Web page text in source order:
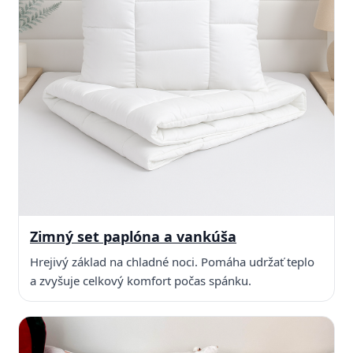
Zimný set paplóna a vankúša
Hrejivý základ na chladné noci. Pomáha udržať teplo
a zvyšuje celkový komfort počas spánku.